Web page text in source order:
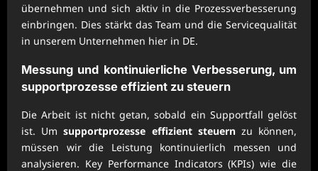
übernehmen und sich aktiv in die Prozessverbesserung
einbringen. Dies stärkt das Team und die Servicequalität
in unserem Unternehmen hier in DE.
Messung und kontinuierliche Verbesserung, um
supportprozesse effizient zu steuern
Die Arbeit ist nicht getan, sobald ein Supportfall gelöst
ist. Umsupportprozesse effizient steuern zu können,
müssen wir die Leistung kontinuierlich messen und
analysieren. Key Performance Indicators (KPIs) wie die